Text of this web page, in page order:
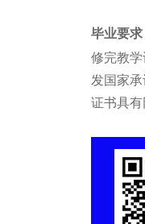
毕业要求
修完教
发国家
证书具